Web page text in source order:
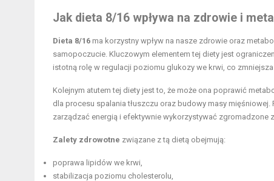
Jak dieta 8/16 wpływa na zdrowie i
Dieta 8/16 ma korzystny wpływ na nasze zdrowie oraz
samopoczucie. Kluczowym elementem tej diety jest
istotną rolę w regulacji poziomu glukozy we krwi, co
Kolejnym atutem tej diety jest to, że może ona poprawić
dla procesu spalania tłuszczu oraz budowy masy
zarządzać energią i efektywnie wykorzystywać zgromadzone
Zalety zdrowotne związane z tą dietą obejmują:
poprawa lipidów we krwi,
stabilizacja poziomu cholesterolu,